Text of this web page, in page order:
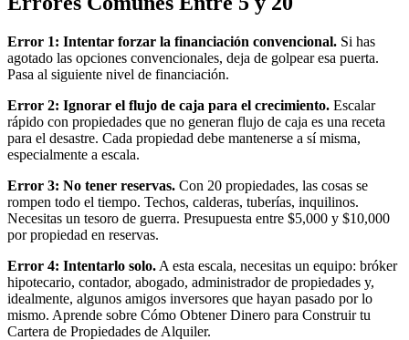
Error 1: Intentar forzar la financiación convencional. Si has
agotado las opciones convencionales, deja de golpear esa puerta.
Pasa al siguiente nivel de financiación.
Error 2: Ignorar el flujo de caja para el crecimiento. Escalar
rápido con propiedades que no generan flujo de caja es una receta
para el desastre. Cada propiedad debe mantenerse a sí misma,
especialmente a escala.
Error 3: No tener reservas. Con 20 propiedades, las cosas se
rompen todo el tiempo. Techos, calderas, tuberías, inquilinos.
Necesitas un tesoro de guerra. Presupuesta entre $5,000 y $10,000
por propiedad en reservas.
Error 4: Intentarlo solo. A esta escala, necesitas un equipo: bróker
hipotecario, contador, abogado, administrador de propiedades y,
idealmente, algunos amigos inversores que hayan pasado por lo
mismo. Aprende sobre Cómo Obtener Dinero para Construir tu
Cartera de Propiedades de Alquiler.